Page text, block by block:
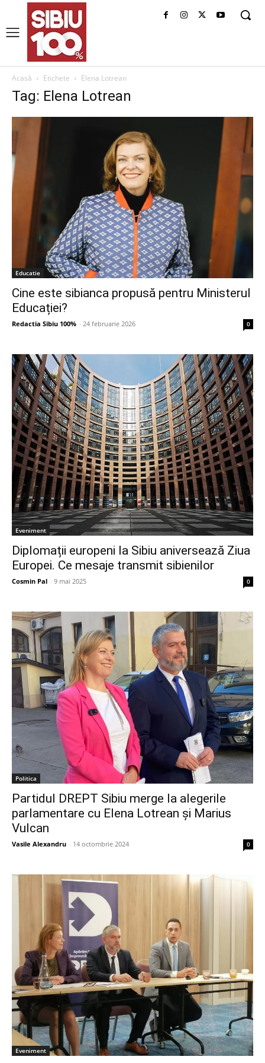
Acasă Etichete Elena Lotrean
Tag: Elena Lotrean
Educatie
Cine este sibianca propusă pentru Ministerul
Educației?
Redactia Sibiu 100% - 24 februarie 2026 0
Eveniment
Diplomații europeni la Sibiu aniversează Ziua
Europei. Ce mesaje transmit sibienilor
Cosmin Pal - 9 mai 2025 0
Politica
Partidul DREPT Sibiu merge la alegerile
parlamentare cu Elena Lotrean și Marius
Vulcan
Vasile Alexandru - 14 octombrie 2024 0
Eveniment